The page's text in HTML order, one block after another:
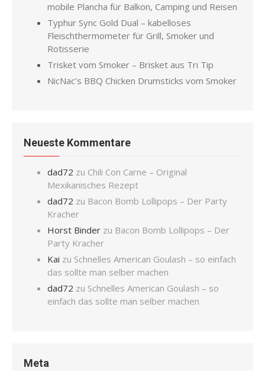
mobile Plancha für Balkon, Camping und Reisen
Typhur Sync Gold Dual – kabelloses
Fleischthermometer für Grill, Smoker und
Rotisserie
Trisket vom Smoker – Brisket aus Tri Tip
NicNac’s BBQ Chicken Drumsticks vom Smoker
Neueste Kommentare
dad72 zu Chili Con Carne – Original
Mexikanisches Rezept
dad72 zu Bacon Bomb Lollipops – Der Party
Kracher
Horst Binder zu Bacon Bomb Lollipops – Der
Party Kracher
Kai zu Schnelles American Goulash – so einfach
das sollte man selber machen
dad72 zu Schnelles American Goulash – so
einfach das sollte man selber machen
Meta